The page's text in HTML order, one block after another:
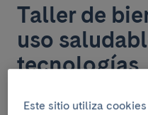
Taller de
uso
tecnologías
Este sitio utiliza